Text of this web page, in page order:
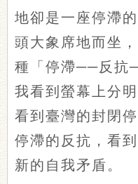
地卻是一座停滯
頭大象席地而坐
種「停滯──反抗
我看到螢幕上分
看到臺灣的封閉
停滯的反抗，看
新的自我矛盾。